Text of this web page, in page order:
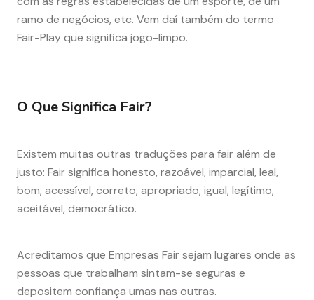
ramo de negócios, etc. Vem daí também do termo
Fair-Play que significa jogo-limpo.
O Que Significa Fair?
Existem muitas outras traduções para fair além de
justo: Fair significa honesto, razoável, imparcial, leal,
bom, acessível, correto, apropriado, igual, legítimo,
aceitável, democrático.
Acreditamos que Empresas Fair sejam lugares onde as
pessoas que trabalham sintam-se seguras e
depositem confiança umas nas outras.